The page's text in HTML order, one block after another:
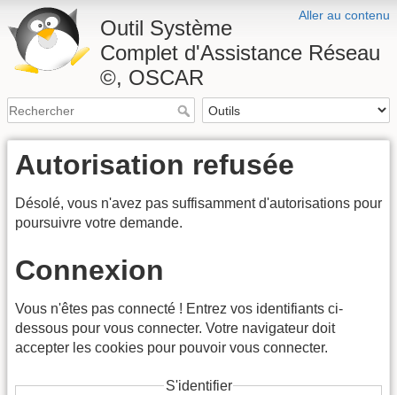
Aller au contenu
Outil Système
Complet d'Assistance Réseau
©, OSCAR
Autorisation refusée
Désolé, vous n'avez pas suffisamment d'autorisations pour
poursuivre votre demande.
Connexion
Vous n'êtes pas connecté ! Entrez vos identifiants ci-
dessous pour vous connecter. Votre navigateur doit
accepter les cookies pour pouvoir vous connecter.
S'identifier